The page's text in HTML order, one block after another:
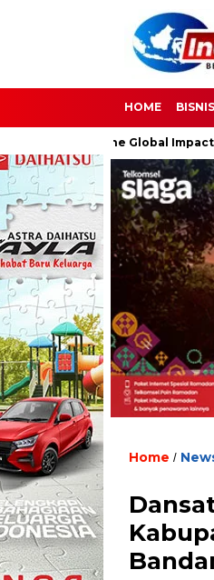
HOME BISNIS
The Global Impact of the
Home /